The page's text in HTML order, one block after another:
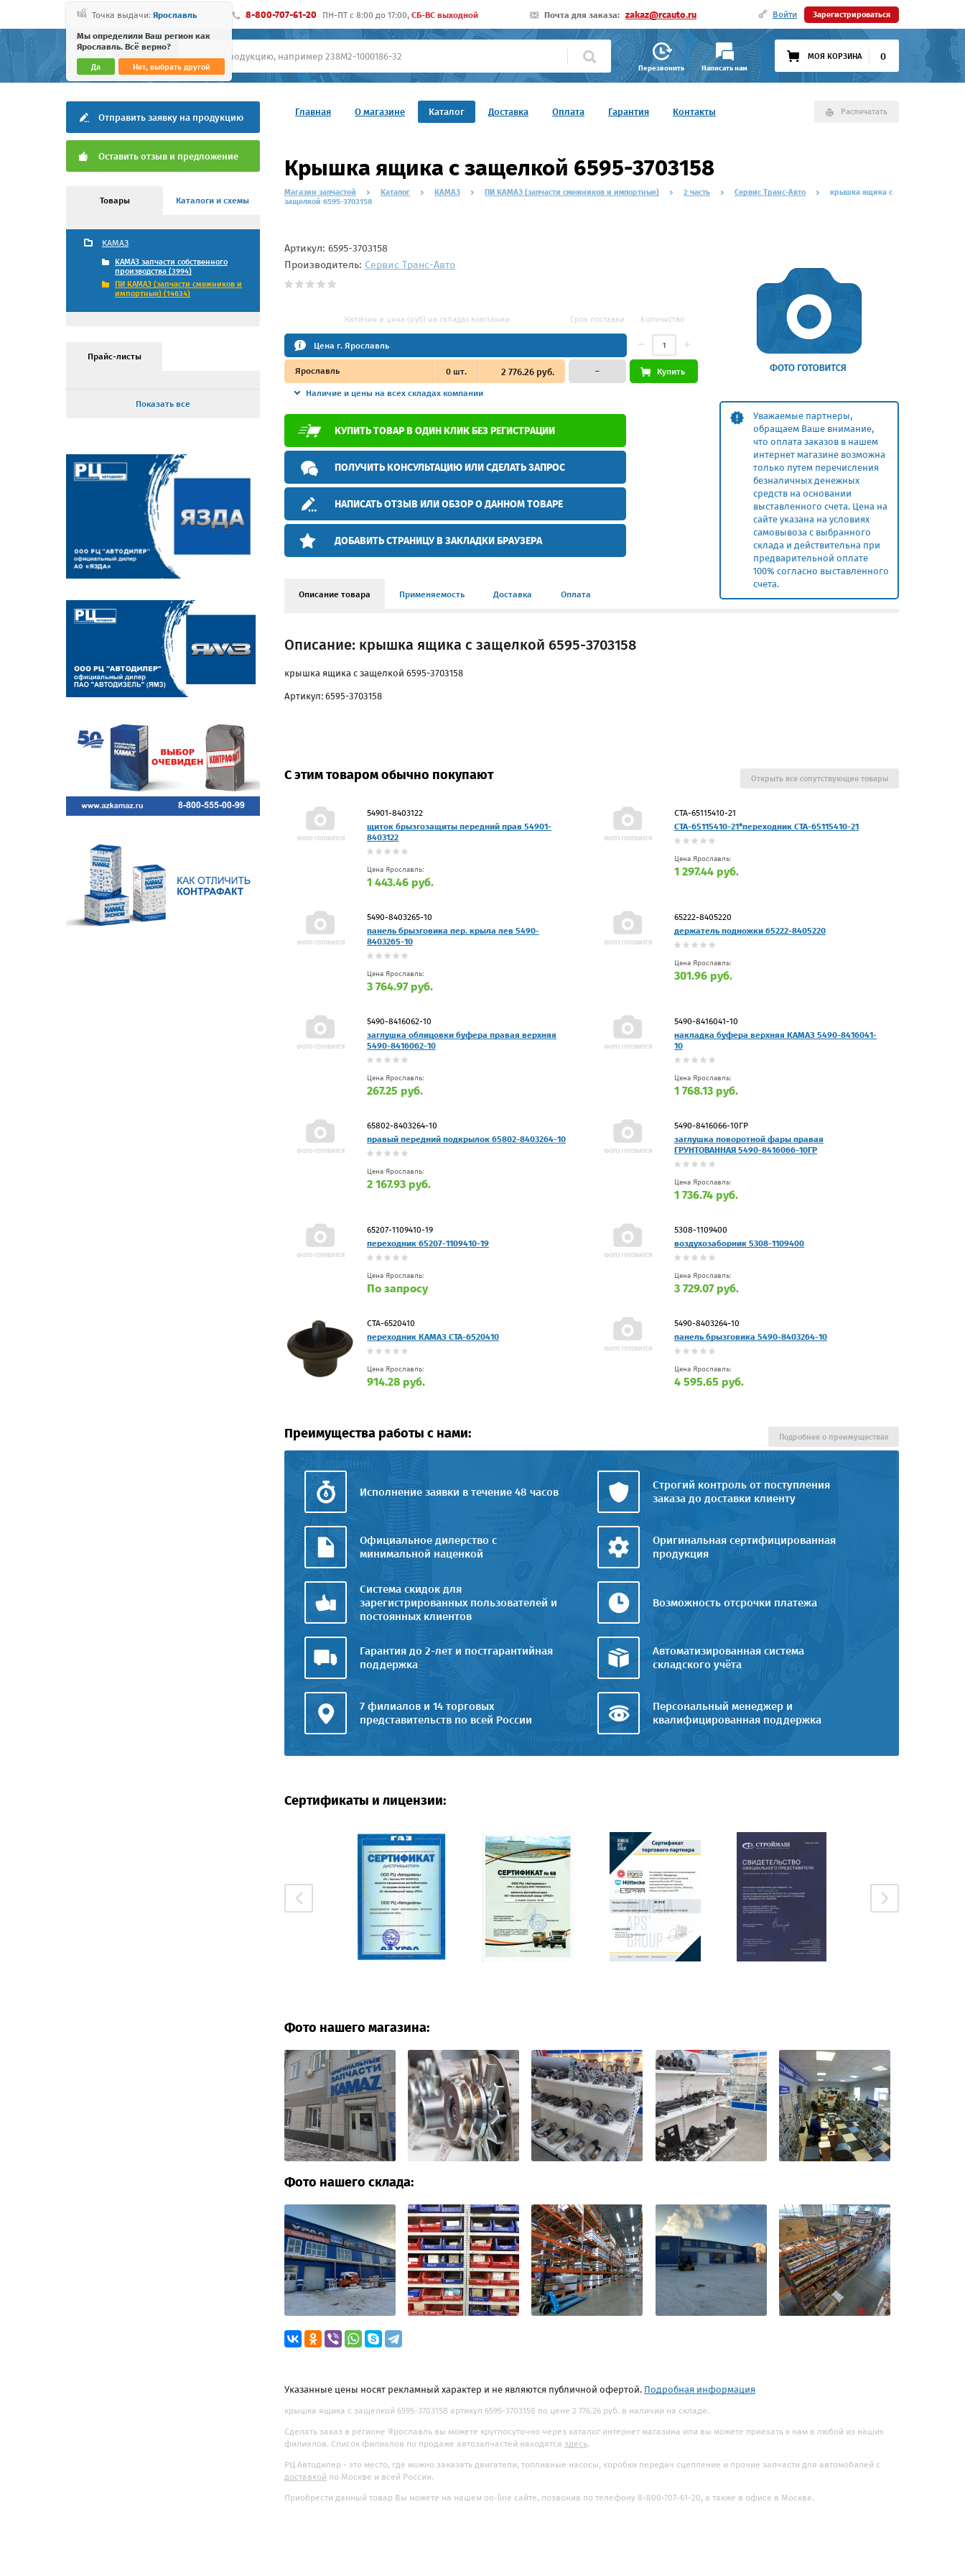
Точка выдачи: Ярославль
Мы определили Ваш регион как
Ярославль. Всё верно?
Да Нет, выбрать другой
8-800-707-61-20 ПН-ПТ c 8:00 до 17:00, СБ-ВС выходной Почта для заказа: zakaz@rcauto.ru Войти Зарегистрироваться
Перезвонить Написать нам
МОЯ КОРЗИНА 0
Главная О магазине Каталог Доставка Оплата Гарантия Контакты Распечатать
Отправить заявку на продукцию
Оставить отзыв и предложение
Товары Каталоги и схемы
КАМАЗ
КАМАЗ запчасти собственного
производства (3994)
ПИ КАМАЗ (запчасти смежников и
импортные) (14634)
Прайс-листы
Показать все
Крышка ящика с защелкой 6595-3703158
Магазин запчастей Каталог КАМАЗ ПИ КАМАЗ (запчасти смежников и импортные) 2 часть Сервис Транс-Авто
крышка ящика с
защелкой 6595-3703158
Уважаемые партнеры,
обращаем Ваше внимание,
что оплата заказов в нашем
интернет магазине возможна
только путем перечисления
безналичных денежных
средств на основании
выставленного счета. Цена на
сайте указана на условиях
самовывоза с выбранного
склада и действительна при
предварительной оплате
100% согласно выставленного
счета.
Артикул: 6595-3703158
Производитель: Сервис Транс-Авто
Наличие и цена (руб) на складах компании Срок поставки Количество
Цена г. Ярославль
Ярославль 0шт. 2 776.26 руб.
Наличие и цены на всех складах компании
– Купить
КУПИТЬ ТОВАР В ОДИН КЛИК БЕЗ РЕГИСТРАЦИИ
ПОЛУЧИТЬ КОНСУЛЬТАЦИЮ ИЛИ СДЕЛАТЬ ЗАПРОС
НАПИСАТЬ ОТЗЫВ ИЛИ ОБЗОР О ДАННОМ ТОВАРЕ
ДОБАВИТЬ СТРАНИЦУ В ЗАКЛАДКИ БРАУЗЕРА
Описание товара Применяемость Доставка Оплата
Описание: крышка ящика с защелкой 6595-3703158
крышка ящика с защелкой 6595-3703158
Артикул: 6595-3703158
С этим товаром обычно покупают
54901-8403122
щиток брызгозащиты передний прав 54901-
8403122
Цена Ярославль:
1 443.46 руб.
СТА-65115410-21
СТА-65115410-21*переходник СТА-65115410-21
Цена Ярославль:
1 297.44 руб.
5490-8403265-10
панель брызговика пер. крыла лев 5490-
8403265-10
Цена Ярославль:
3 764.97 руб.
65222-8405220
держатель подножки 65222-8405220
Цена Ярославль:
301.96 руб.
5490-8416062-10
заглушка облицовки буфера правая верхняя
5490-8416062-10
Цена Ярославль:
267.25 руб.
5490-8416041-10
накладка буфера верхняя КАМАЗ 5490-8416041-
10
Цена Ярославль:
1 768.13 руб.
65802-8403264-10
правый передний подкрылок 65802-8403264-10
Цена Ярославль:
2 167.93 руб.
5490-8416066-10ГР
заглушка поворотной фары правая
ГРУНТОВАННАЯ 5490-8416066-10ГР
Цена Ярославль:
1 736.74 руб.
65207-1109410-19
переходник 65207-1109410-19
Цена Ярославль:
По запросу
5308-1109400
воздухозаборник 5308-1109400
Цена Ярославль:
3 729.07 руб.
СТА-6520410
переходник КАМАЗ СТА-6520410
Цена Ярославль:
914.28 руб.
5490-8403264-10
панель брызговика 5490-8403264-10
Цена Ярославль:
4 595.65 руб.
Открыть все сопутствующие товары
Преимущества работы с нами:
Исполнение заявки в течение 48 часов
Строгий контроль от поступления
заказа до доставки клиенту
Официальное дилерство с
минимальной наценкой
Оригинальная сертифицированная
продукция
Система скидок для
зарегистрированных пользователей и
постоянных клиентов
Возможность отсрочки платежа
Гарантия до 2-лет и постгарантийная
поддержка
Автоматизированная система
складского учёта
7 филиалов и 14 торговых
представительств по всей России
Персональный менеджер и
квалифицированная поддержка
Подробнее о преимуществах
Сертификаты и лицензии:
Фото нашего магазина:
Фото нашего склада:
Указанные цены носят рекламный характер и не являются публичной офертой. Подробная информация
крышка ящика с защелкой 6595-3703158 артикул 6595-3703158 по цене 2 776.26 руб. в наличии на складе.
Сделать заказ в регионе Ярославль вы можете круглосуточно через каталог интернет магазина или вы можете приехать к нам в любой из наших
филиалов. Список филиалов по продаже автозапчастей находятся здесь.
РЦ Автодилер - это место, где можно заказать двигатели, топливные насосы, коробки передач сцепление и прочие запчасти для автомобилей с
доставкой по Москве и всей России.
Приобрести данный товар Вы можете на нашем on-line сайте, позвонив по телефону 8-800-707-61-20, а также в офисе в Москве.